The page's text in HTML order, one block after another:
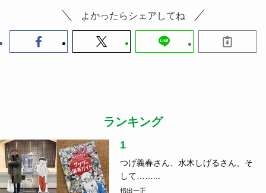
よかったらシェアしてね
ランキング
1
つげ義春さん、水木しげるさん、そ
して……...
指出一正